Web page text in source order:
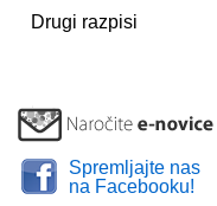
Drugi razpisi
Spremljajte nas
na Facebooku!